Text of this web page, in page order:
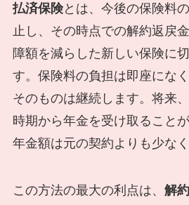
払済保険とは、今後の保険料
止し、その時点での解約返戻
障額を減らした新しい保険に
す。保険料の負担は即座にな
そのものは継続します。将来
時期から年金を受け取ること
年金額は元の契約よりも少なく
この方法の最大の利点は、 解